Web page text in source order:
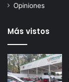
Opiniones
Más vistos